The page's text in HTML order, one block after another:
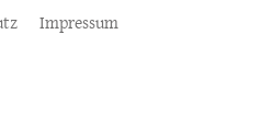
Impressum